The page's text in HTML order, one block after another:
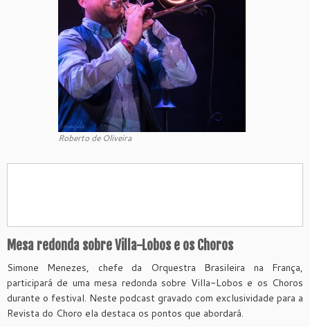
Roberto de Oliveira
Mesa redonda sobre Villa-Lobos e os Choros
Simone Menezes, chefe da Orquestra Brasileira na França,
participará de uma mesa redonda sobre Villa-Lobos e os Choros
durante o festival. Neste podcast gravado com exclusividade para a
Revista do Choro ela destaca os pontos que abordará.